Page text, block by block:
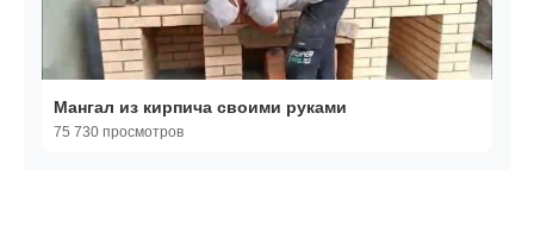
Мангал из кирпича своими руками
75 730 просмотров